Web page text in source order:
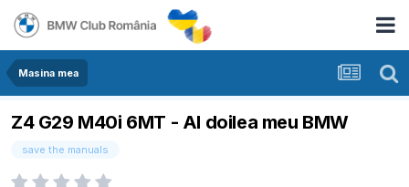
Masina mea
Z4 G29 M40i 6MT - Al doilea meu BMW
save the manuals